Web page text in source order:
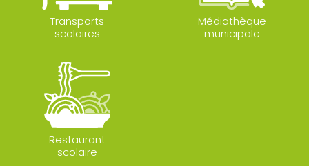
Transports
scolaires
Médiathèque
municipale
Restaurant
scolaire